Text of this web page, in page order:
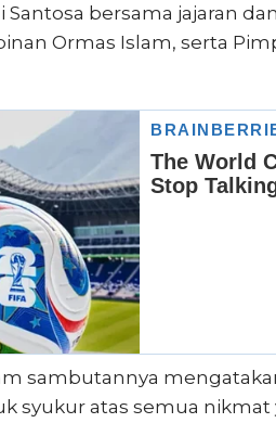
Santosa bersama jajaran
Ormas Islam, serta
sambutannya
syukur atas semua